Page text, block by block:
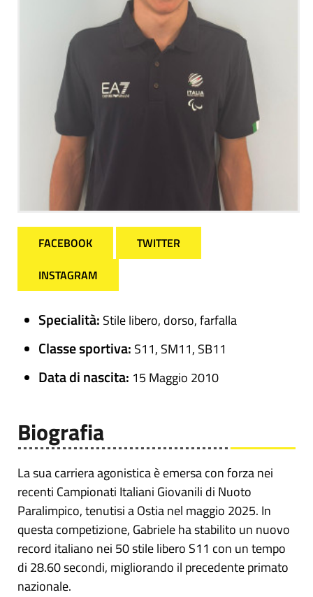
FACEBOOK
TWITTER
INSTAGRAM
Specialità: Stile libero, dorso, farfalla
Classe sportiva: S11, SM11, SB11
Data di nascita: 15 Maggio 2010
Biografia
La sua carriera agonistica è emersa con forza nei
recenti Campionati Italiani Giovanili di Nuoto
Paralimpico, tenutisi a Ostia nel maggio 2025. In
questa competizione, Gabriele ha stabilito un nuovo
record italiano nei 50 stile libero S11 con un tempo
di 28.60 secondi, migliorando il precedente primato
nazionale.